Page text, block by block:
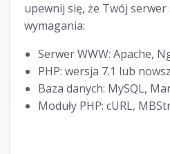
upewnij się, że Twój serwer
wymagania:
Serwer WWW: Apache,
PHP: wersja 7.1 lub
Baza danych: MySQL,
Moduły PHP: cURL,